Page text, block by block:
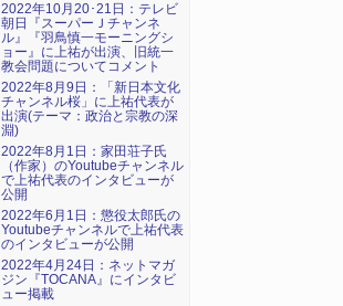
2022年10月20･21日：テレビ
朝日『スーパーＪチャンネ
ル』『羽鳥慎一モーニングシ
ョー』に上祐が出演、旧統一
教会問題についてコメント
2022年8月9日：「新日本文化
チャンネル桜」に上祐代表が
出演(テーマ：政治と宗教の深
淵)
2022年8月1日：家田荘子氏
（作家）のYoutubeチャンネル
で上祐代表のインタビューが
公開
2022年6月1日：懲役太郎氏の
Youtubeチャンネルで上祐代表
のインタビューが公開
2022年4月24日：ネットマガ
ジン『TOCANA』にインタビ
ュー掲載